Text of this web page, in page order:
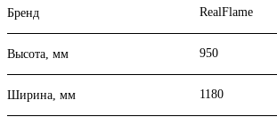
Бренд RealFlame
Высота, мм 950
Ширина, мм 1180